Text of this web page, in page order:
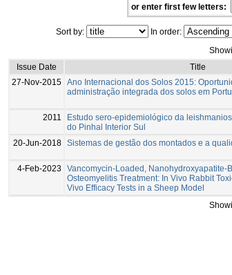
or enter first few letters:
Sort by: In order:
Issue Date
Title
27-Nov-2015 Ano Internacional dos Solos 2015:
administração integrada dos solos em
2011
Estudo sero-epidemiológico da
do Pinhal Interior Sul
20-Jun-2018 Sistemas de gestão dos montados e a
4-Feb-2023
Vancomycin-Loaded, Nanohydroxyapatite-
Osteomyelitis Treatment: In Vivo Rabbit
Vivo Efficacy Tests in a Sheep Model